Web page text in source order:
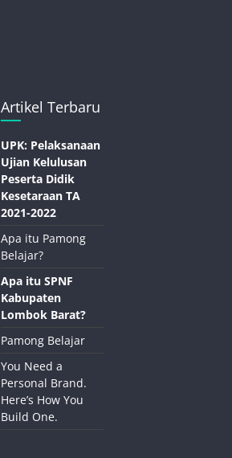
Artikel Terbaru
UPK: Pelaksanaan
Ujian Kelulusan
Peserta Didik
Kesetaraan TA
2021-2022
Apa itu Pamong
Belajar?
Apa itu SPNF
Kabupaten
Lombok Barat?
Pamong Belajar
You Need a
Personal Brand.
Here’s How You
Build One.